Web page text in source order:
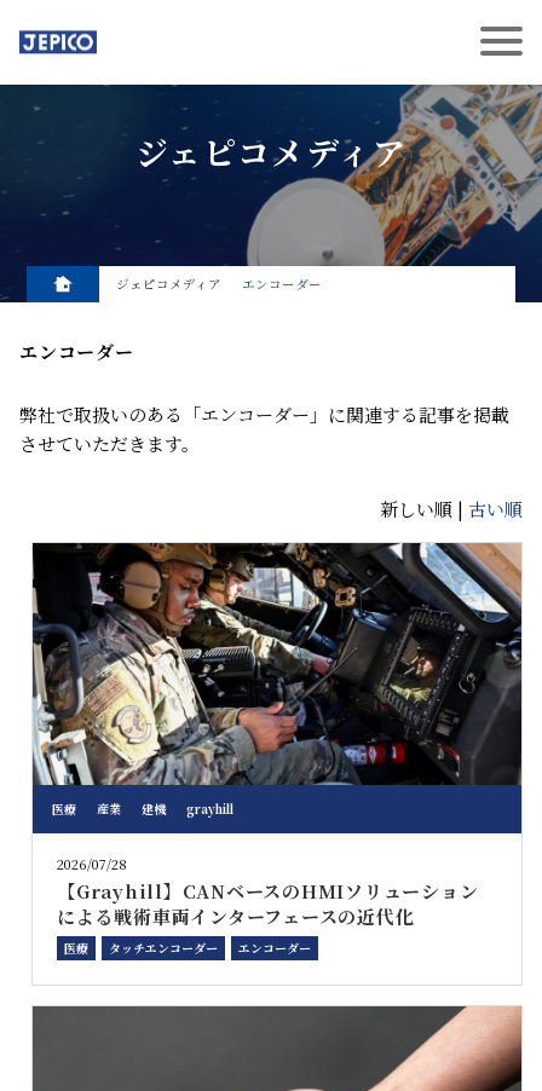
ジェピコメディア
ジェピコメディア エンコーダー
エンコーダー
弊社で取扱いのある「エンコーダー」に関連する記事を掲載
させていただきます。
新しい順 | 古い順
医療 産業 建機 grayhill
2026/07/28
【Grayhill】CANベースのHMIソリューション
による戦術車両インターフェースの近代化
医療 タッチエンコーダー エンコーダー